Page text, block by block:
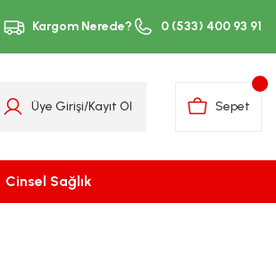
Kargom Nerede? 0 (533) 400 93 91
Üye Girişi/Kayıt Ol Sepet
Cinsel Sağlık